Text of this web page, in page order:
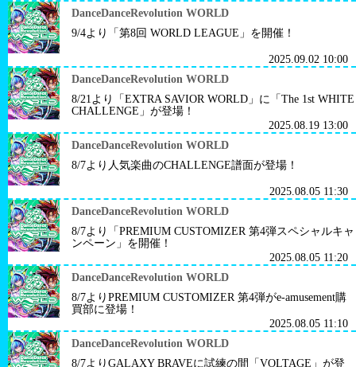
DanceDanceRevolution WORLD
9/4より「第8回 WORLD LEAGUE」を開催！
2025.09.02 10:00
DanceDanceRevolution WORLD
8/21より「EXTRA SAVIOR WORLD」に「The 1st WHITE
CHALLENGE」が登場！
2025.08.19 13:00
DanceDanceRevolution WORLD
8/7より人気楽曲のCHALLENGE譜面が登場！
2025.08.05 11:30
DanceDanceRevolution WORLD
8/7より「PREMIUM CUSTOMIZER 第4弾スペシャルキャ
ンペーン」を開催！
2025.08.05 11:20
DanceDanceRevolution WORLD
8/7よりPREMIUM CUSTOMIZER 第4弾がe-amusement購
買部に登場！
2025.08.05 11:10
DanceDanceRevolution WORLD
8/7よりGALAXY BRAVEに試練の間「VOLTAGE」が登